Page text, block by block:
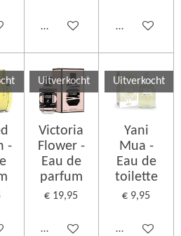
op de hoogteHoud mij op de hoogteHoud mij op
-
op de hoogte
Uitverkocht
Victoria
Flower -
Eau de
parfum
€ 19,95
Houd mij op de hoogte
Uitverkocht
Yani
Mua -
Eau de
toilette
€ 9,95
Houd mij op